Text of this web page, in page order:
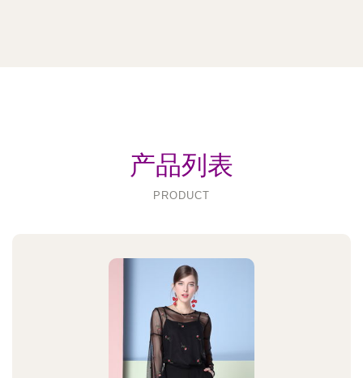
产品列表
PRODUCT